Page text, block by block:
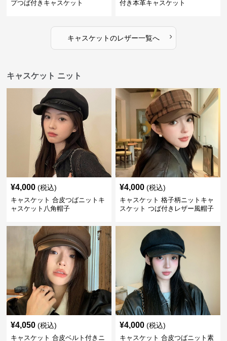
プつば付きキャスケット 付き本革キャスケット
キャスケットのレザー一覧へ ›
キャスケット ニット
¥4,000 (税込)
キャスケット 合皮つばニットキ
ャスケット八角帽子
¥4,000 (税込)
キャスケット 格子柄ニットキャ
スケット つば付きレザー風帽子
¥4,050 (税込)
キャスケット 合皮ベルト付きニ
¥4,000 (税込)
キャスケット 合皮つばニット素